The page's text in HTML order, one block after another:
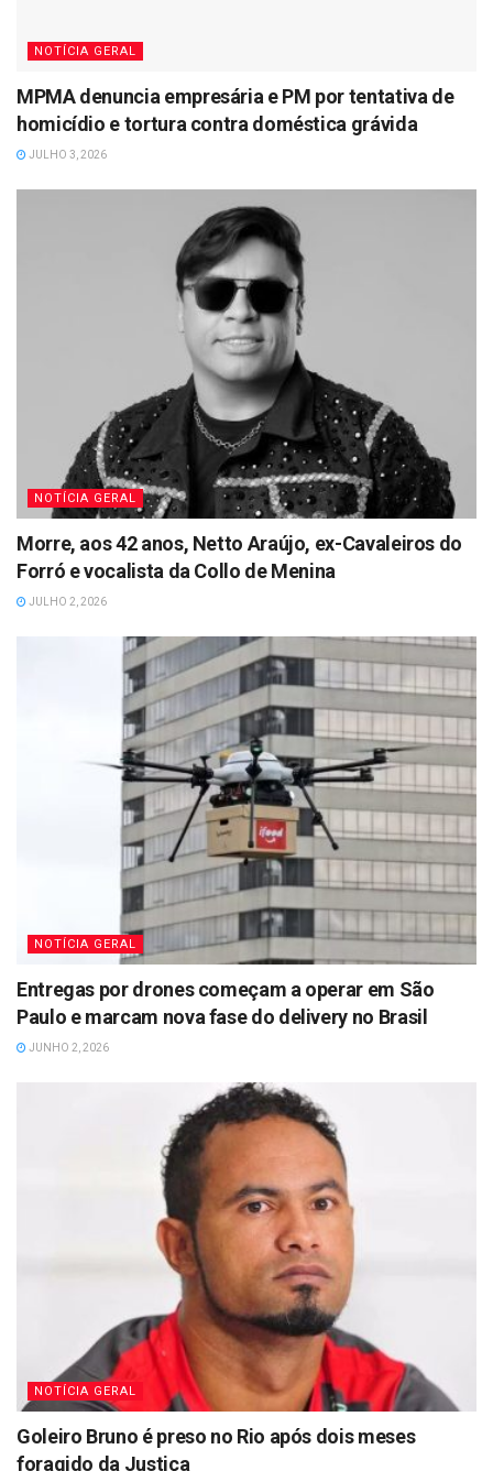
NOTÍCIA GERAL
MPMA denuncia empresária e PM por tentativa de
homicídio e tortura contra doméstica grávida
JULHO 3, 2026
NOTÍCIA GERAL
Morre, aos 42 anos, Netto Araújo, ex-Cavaleiros do
Forró e vocalista da Collo de Menina
JULHO 2, 2026
NOTÍCIA GERAL
Entregas por drones começam a operar em São
Paulo e marcam nova fase do delivery no Brasil
JUNHO 2, 2026
NOTÍCIA GERAL
Goleiro Bruno é preso no Rio após dois meses
foragido da Justiça